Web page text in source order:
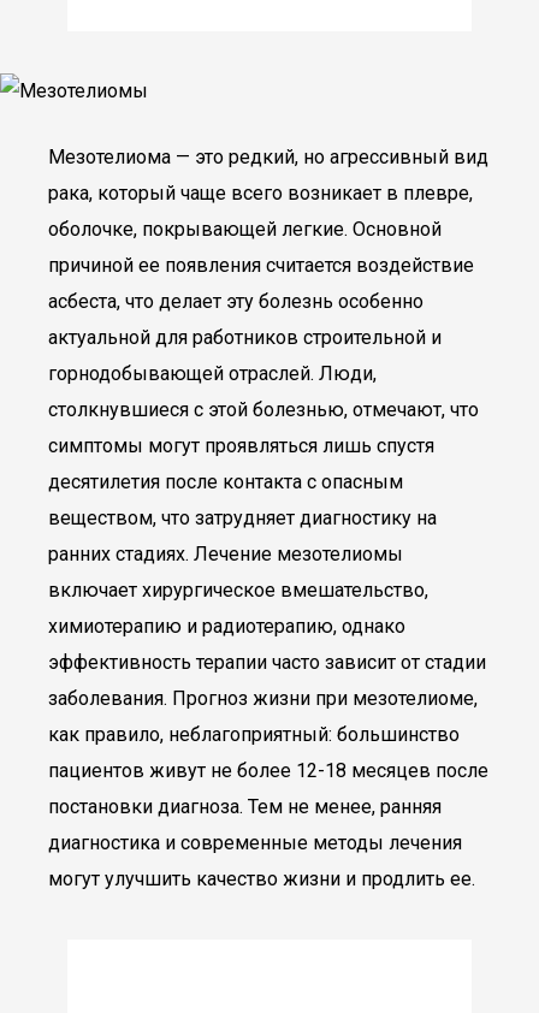
Мезотелиома — это редкий, но агрессивный вид
рака, который чаще всего возникает в плевре,
оболочке, покрывающей легкие. Основной
причиной ее появления считается воздействие
асбеста, что делает эту болезнь особенно
актуальной для работников строительной и
горнодобывающей отраслей. Люди,
столкнувшиеся с этой болезнью, отмечают, что
симптомы могут проявляться лишь спустя
десятилетия после контакта с опасным
веществом, что затрудняет диагностику на
ранних стадиях. Лечение мезотелиомы
включает хирургическое вмешательство,
химиотерапию и радиотерапию, однако
эффективность терапии часто зависит от стадии
заболевания. Прогноз жизни при мезотелиоме,
как правило, неблагоприятный: большинство
пациентов живут не более 12-18 месяцев после
постановки диагноза. Тем не менее, ранняя
диагностика и современные методы лечения
могут улучшить качество жизни и продлить ее.